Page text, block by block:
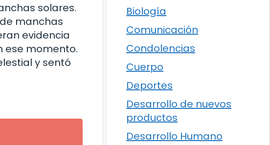
solares.
manchas
evidencia
ese momento.
y sentó
Biología
Comunicación
Condolencias
Cuerpo
Deportes
Desarrollo de nuevos
productos
Desarrollo Humano